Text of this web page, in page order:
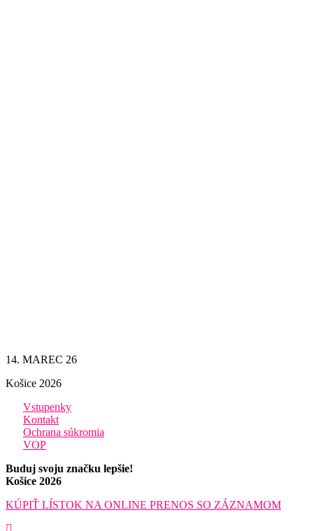
14. MAREC 26
Košice 2026
Vstupenky
Kontakt
Ochrana súkromia
VOP
Buduj svoju značku lepšie!
Košice 2026
KÚPIŤ LÍSTOK NA ONLINE PRENOS SO ZÁZNAMOM